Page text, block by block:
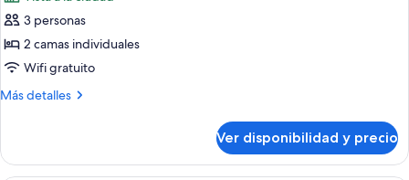
fotos
de
Habitación
estándar
con
individuales,
vista
3 personas
2 camas individuales
Wifi gratuito
Más detalles
Más
estándar
con
Ver disponibilidad y precio